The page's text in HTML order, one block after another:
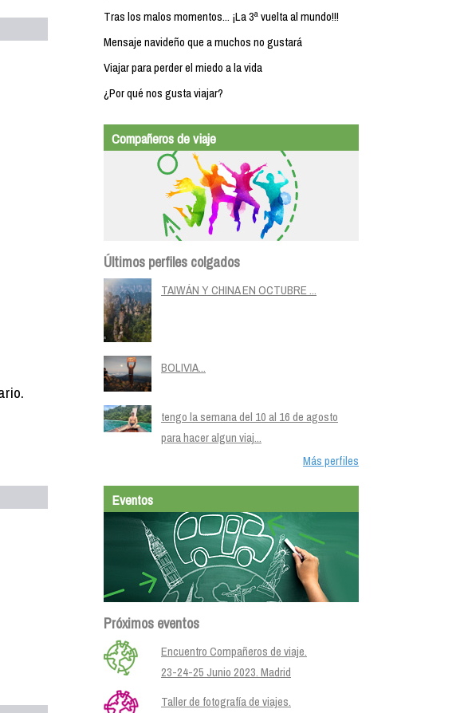
Tras los malos momentos... ¡La 3ª vuelta al mundo!!!
Mensaje navideño que a muchos no gustará
Viajar para perder el miedo a la vida
¿Por qué nos gusta viajar?
Compañeros de viaje
Últimos perfiles colgados
TAIWÁN Y CHINA EN OCTUBRE ...
BOLIVIA...
tengo la semana del 10 al 16 de agosto
para hacer algun viaj...
Más perfiles
Eventos
Próximos eventos
Encuentro Compañeros de viaje.
23-24-25 Junio 2023. Madrid
Taller de fotografía de viajes.